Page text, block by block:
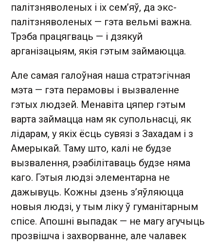
палітзняволеных і іх сем’яў, да экс-
палітзняволеных — гэта вельмі важна.
Трэба працягваць — і дзякуй
арганізацыям, якія гэтым займаюцца.
Але самая галоўная наша стратэгічная
мэта — гэта перамовы і вызваленне
гэтых людзей. Менавіта цяпер гэтым
варта займацца нам як супольнасці, як
лідарам, у якіх ёсць сувязі з Захадам і з
Амерыкай. Таму што, калі не будзе
вызвалення, рэабілітаваць будзе няма
каго. Гэтыя людзі элементарна не
дажывуць. Кожны дзень з’яўляюцца
новыя людзі, у тым ліку ў гуманітарным
спісе. Апошні выпадак — не магу агучыць
прозвішча і захворванне, але чалавек